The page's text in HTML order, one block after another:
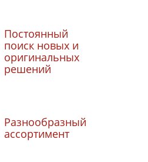
Постоянный
поиск новых и
оригинальных
решений
Разнообразный
ассортимент